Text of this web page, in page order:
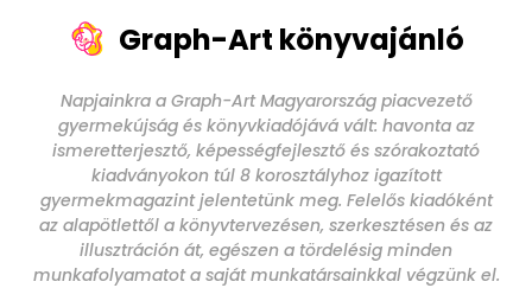
Graph-Art könyvajánló
Napjainkra a Graph-Art Magyarország piacvezető
gyermekújság és könyvkiadójává vált: havonta az
ismeretterjesztő, képességfejlesztő és szórakoztató
kiadványokon túl 8 korosztályhoz igazított
gyermekmagazint jelentetünk meg. Felelős kiadóként
az alapötlettől a könyvtervezésen, szerkesztésen és az
illusztráción át, egészen a tördelésig minden
munkafolyamatot a saját munkatársainkkal végzünk el.